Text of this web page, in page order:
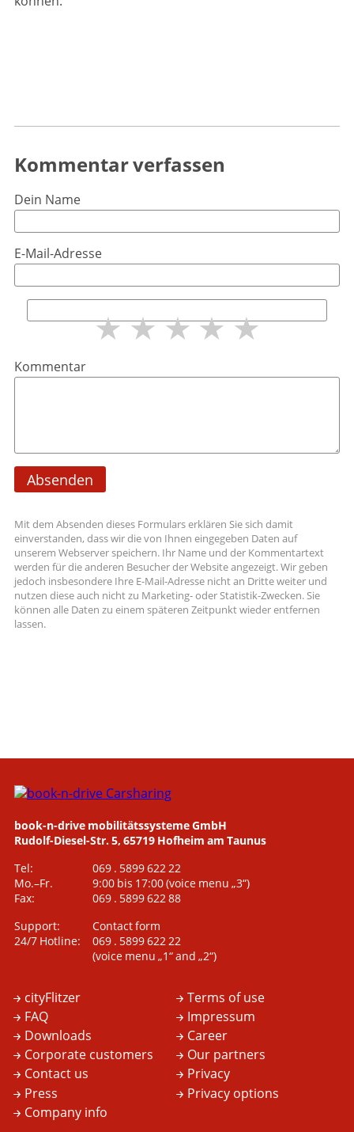
Kommentar verfassen
Dein Name
E-Mail-Adresse
★★★★★
Kommentar
Absenden
Mit dem Absenden dieses Formulars erklären Sie sich damit
einverstanden, dass wir die von Ihnen eingegeben Daten auf
unserem Webserver speichern. Ihr Name und der Kommentartext
werden für die anderen Besucher der Website angezeigt. Wir geben
jedoch insbesondere Ihre E-Mail-Adresse nicht an Dritte weiter und
nutzen diese auch nicht zu Marketing- oder Statistik-Zwecken. Sie
können alle Daten zu einem späteren Zeitpunkt wieder entfernen
lassen.
book-n-drive mobilitätssysteme GmbH
Rudolf-Diesel-Str. 5, 65719 Hofheim am Taunus
Tel:
069 . 5899 622 22
Mo.–Fr.
9:00 bis 17:00(voice menu „3“)
Fax:
069 . 5899 622 88
Support:
Contact form
24/7 Hotline:
069 . 5899 622 22
(voice menu „1“ and „2“)
cityFlitzer
FAQ
Downloads
Corporate customers
Contact us
Press
Company info
Terms of use
Impressum
Career
Our partners
Privacy
Privacy options